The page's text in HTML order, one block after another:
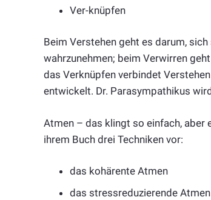
Ver-knüpfen
Beim Verstehen geht es darum,
wahrzunehmen; beim Verwirren
das Verknüpfen verbindet
entwickelt. Dr. Parasympathikus
Atmen – das klingt so einfach, aber
ihrem Buch drei Techniken vor:
das kohärente Atmen
das stressreduzierende Atmen